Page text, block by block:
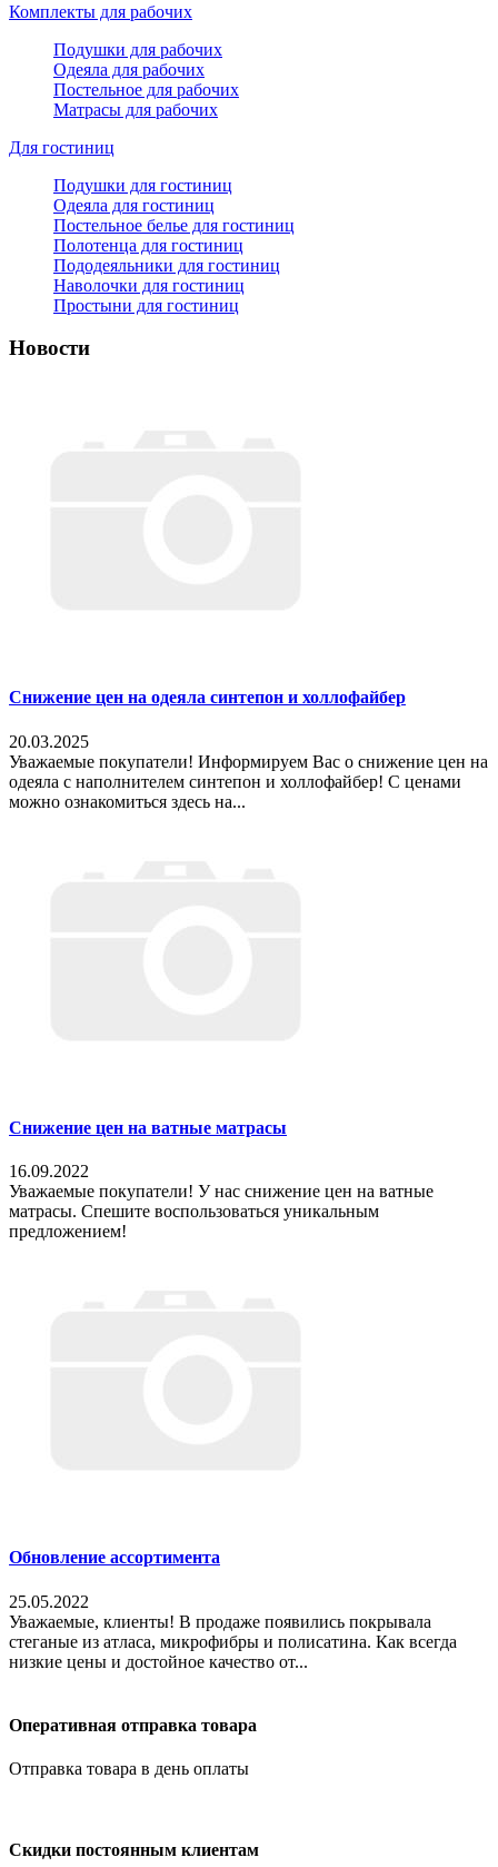
Комплекты для рабочих
Подушки для рабочих
Одеяла для рабочих
Постельное для рабочих
Матрасы для рабочих
Для гостиниц
Подушки для гостиниц
Одеяла для гостиниц
Постельное белье для гостиниц
Полотенца для гостиниц
Пододеяльники для гостиниц
Наволочки для гостиниц
Простыни для гостиниц
Новости
Снижение цен на одеяла синтепон и холлофайбер
20.03.2025
Уважаемые покупатели! Информируем Вас о снижение цен на
одеяла с наполнителем синтепон и холлофайбер! С ценами
можно ознакомиться здесь на...
Снижение цен на ватные матрасы
16.09.2022
Уважаемые покупатели! У нас снижение цен на ватные
матрасы. Спешите воспользоваться уникальным
предложением!
Обновление ассортимента
25.05.2022
Уважаемые, клиенты! В продаже появились покрывала
стеганые из атласа, микрофибры и полисатина. Как всегда
низкие цены и достойное качество от...
Оперативная отправка товара
Отправка товара в день оплаты
Скидки постоянным клиентам